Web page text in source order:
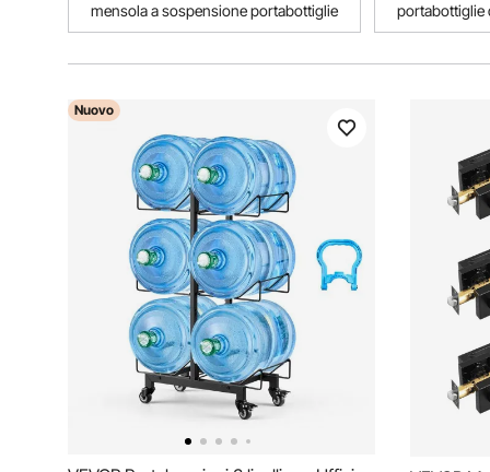
mensola a sospensione portabottiglie portabottiglie
Nuovo